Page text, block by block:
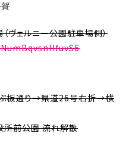
ヴェルニー公園駐車場側）
板通り→県道26号右折→横
前公園 流れ解散